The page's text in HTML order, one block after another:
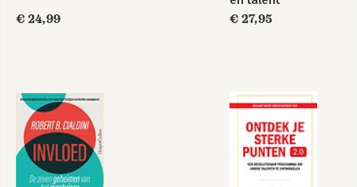
€ 24,99
€ 27,95